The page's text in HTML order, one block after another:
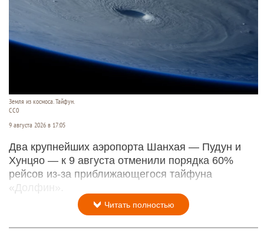
Земля из космоса. Тайфун.
СС0
9 августа 2026 в 17:05
Два крупнейших аэропорта Шанхая — Пудун и
Хунцяо — к 9 августа отменили порядка 60%
рейсов из-за приближающегося тайфуна
«Долфин».
Читать полностью